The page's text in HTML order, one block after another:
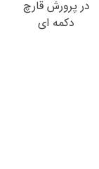
در پرورش قارچ
دکمه ای